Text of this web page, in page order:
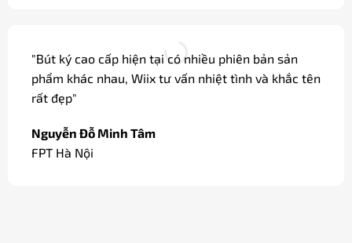
"Bút ký cao cấp hiện tại có nhiều phiên bản sản
phẩm khác nhau, Wiix tư vấn nhiệt tình và khắc tên
rất đẹp"
Nguyễn Đỗ Minh Tâm
FPT Hà Nội